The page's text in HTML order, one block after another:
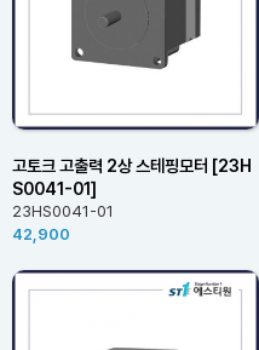
고토크 고출력 2상 스테핑모터 [23H
S0041-01]
23HS0041-01
42,900